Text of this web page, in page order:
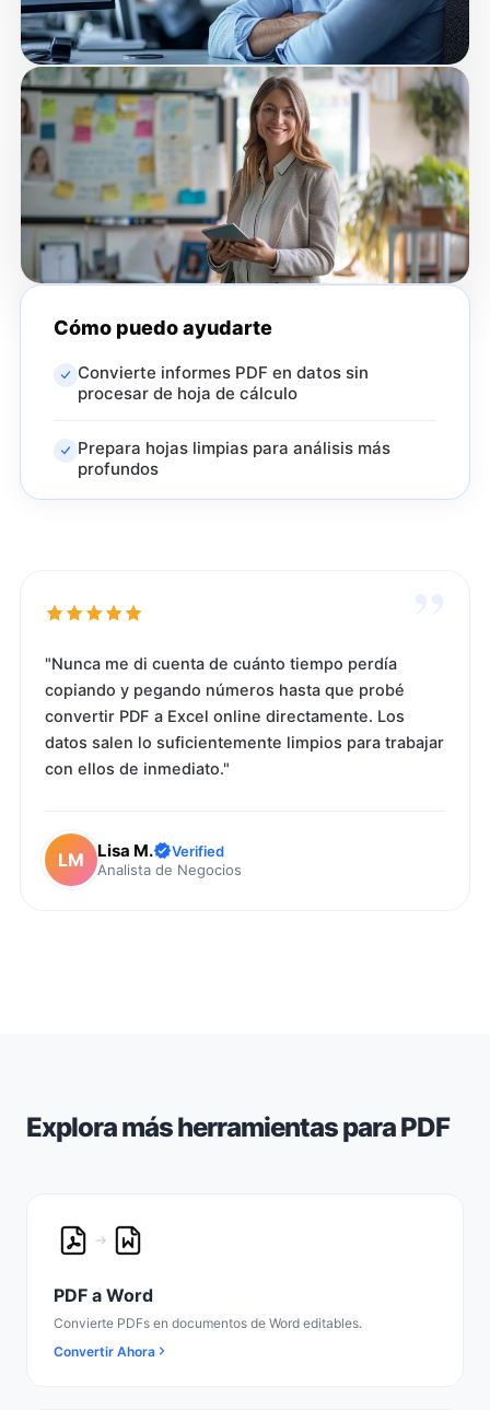
Cómo puedo ayudarte
Convierte informes PDF en datos sin
procesar de hoja de cálculo
Prepara hojas limpias para análisis más
profundos
"Nunca me di cuenta de cuánto tiempo perdía
copiando y pegando números hasta que probé
convertir PDF a Excel online directamente. Los
datos salen lo suficientemente limpios para trabajar
con ellos de inmediato."
LM Lisa M.
Verified
Analista de Negocios
Explora más herramientas para PDF
PDF a Word
Convierte PDFs en documentos de Word editables.
Convertir Ahora